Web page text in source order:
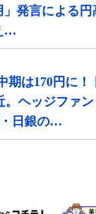
発言による円
…
期は170円に！
ヘッジファン
日銀の…